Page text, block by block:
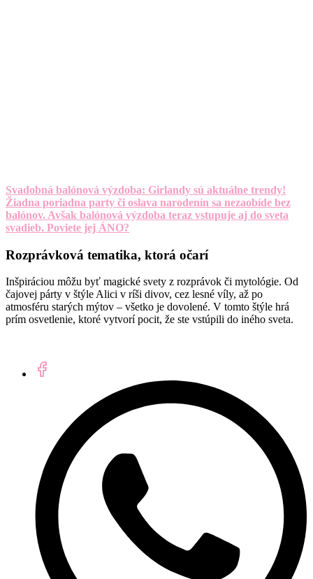
Svadobná balónová výzdoba: Girlandy sú aktuálne trendy!
Žiadna poriadna party či oslava narodenín sa nezaobíde bez
balónov. Avšak balónová výzdoba teraz vstupuje aj do sveta
svadieb. Poviete jej ÁNO?
Rozprávková tematika, ktorá očarí
Inšpiráciou môžu byť magické svety z rozprávok či mytológie. Od
čajovej párty v štýle Alici v ríši divov, cez lesné víly, až po
atmosféru starých mýtov – všetko je dovolené. V tomto štýle hrá
prím osvetlenie, ktoré vytvorí pocit, že ste vstúpili do iného sveta.